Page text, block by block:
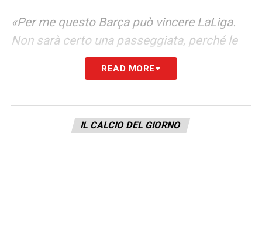
«Per me questo Barça può vincere LaLiga.
Non sarà certo una passeggiata, perché le
ultime giornate di campionato sono sempre
molto equilibrate e tutti, dall’alto in basso
sembrare scontata, ma sono convinto che il
READ MORE
IL CALCIO DEL GIORNO